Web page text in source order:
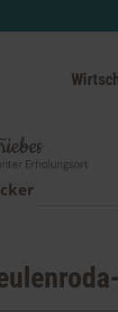
Triebes